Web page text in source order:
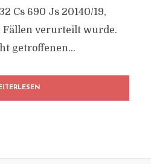
Cs 690 Js 20140/​19,
Fällen verurteilt wurde.
getroffenen...